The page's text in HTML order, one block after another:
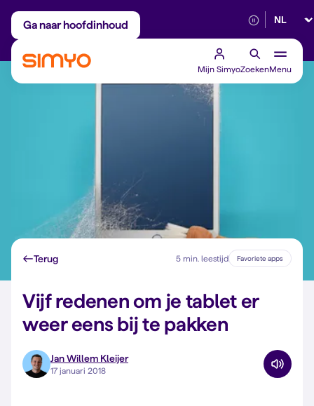
Ga naar hoofdinhoud
Maandelijks aanpasbaar Betrouwbaar
Mijn SimyoZoekenMenu
Terug 5 min. leestijd Favoriete apps
Vijf redenen om je tablet er
weer eens bij te pakken
Jan Willem Kleijer
17 januari 2018